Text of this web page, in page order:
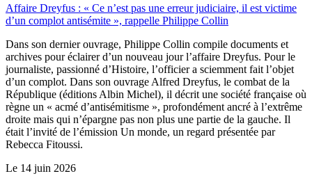
Affaire Dreyfus : « Ce n’est pas une erreur judiciaire, il est victime
d’un complot antisémite », rappelle Philippe Collin
Dans son dernier ouvrage, Philippe Collin compile documents et
archives pour éclairer d’un nouveau jour l’affaire Dreyfus. Pour le
journaliste, passionné d’Histoire, l’officier a sciemment fait l’objet
d’un complot. Dans son ouvrage Alfred Dreyfus, le combat de la
République (éditions Albin Michel), il décrit une société française où
règne un « acmé d’antisémitisme », profondément ancré à l’extrême
droite mais qui n’épargne pas non plus une partie de la gauche. Il
était l’invité de l’émission Un monde, un regard présentée par
Rebecca Fitoussi.
Le 14 juin 2026